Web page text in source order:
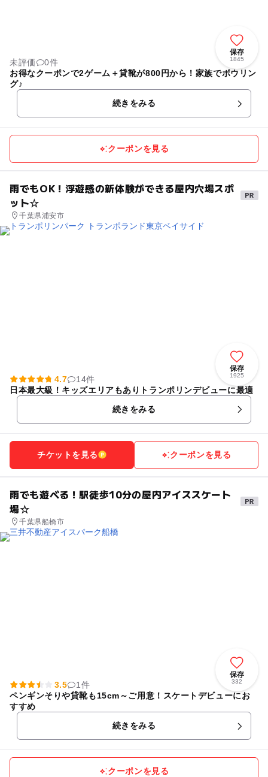
保存
1845
未評価
0件
お得なクーポンで2ゲーム＋貸靴が800円から！家族でボウリン
グ♪
続きをみる
クーポンを見る
雨でもOK！浮遊感の新体験ができる屋内穴場スポ
ット☆
千葉県浦安市
保存
1925
4.7
14件
日本最大級！キッズエリアもありトランポリンデビューに最適
続きをみる
チケットを見る クーポンを見る
雨でも遊べる！駅徒歩10分の屋内アイススケート
場☆
千葉県船橋市
保存
332
3.5
1件
ペンギンそりや貸靴も15cm～ご用意！スケートデビューにお
すすめ
続きをみる
クーポンを見る